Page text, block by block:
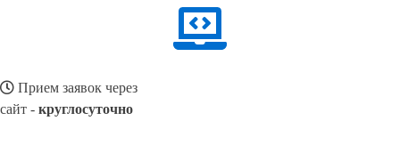
Прием заявок через
сайт - круглосуточно